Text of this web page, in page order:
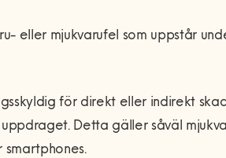
eller mjukvarufel som uppstår
för direkt eller indirekt
Detta gäller såväl